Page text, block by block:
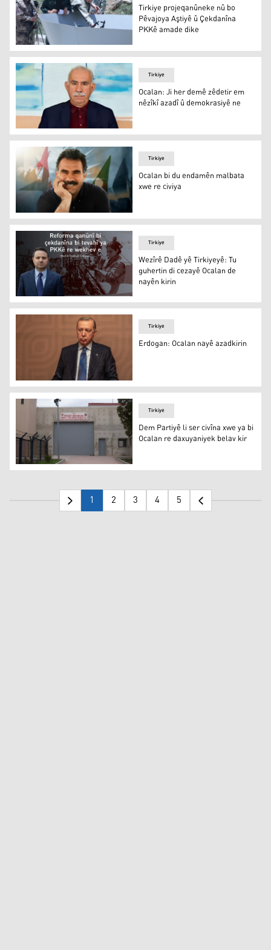
Tirkiye projeqanûneke nû bo Pêvajoya Aştiyê û
Tirkiye projeqanûneke nû bo
Pêvajoya Aştiyê û Çekdanîna
PKKê amade dike
Abdullah Ocalan
Tirkiye
Ocalan: Ji her demê zêdetir em
nêzîkî azadî û demokrasiyê ne
Ocalan
Tirkiye
Ocalan bi du endamên malbata
xwe re civiya
Wezîrê Dadê yê Tirkiyeyê: Tu guhertin di cezayê Ocalan
Tirkiye
Wezîrê Dadê yê Tirkiyeyê: Tu
guhertin di cezayê Ocalan de
nayên kirin
Erdogan
Tirkiye
Erdogan: Ocalan nayê azadkirin
Dem Partiyê li ser civîna xwe ya bi Ocalan re
Tirkiye
Dem Partiyê li ser civîna xwe ya bi
Ocalan re daxuyaniyek belav kir
1 2 3 4 5